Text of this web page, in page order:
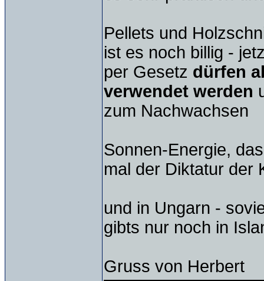
Pellets und
ist es noch billig -
per Gesetz dürfen
verwendet werden
zum Nachwachsen
Sonnen-Energie,
mal der Diktatur der
und in Ungarn -
gibts nur noch in
Gruss von Herbert